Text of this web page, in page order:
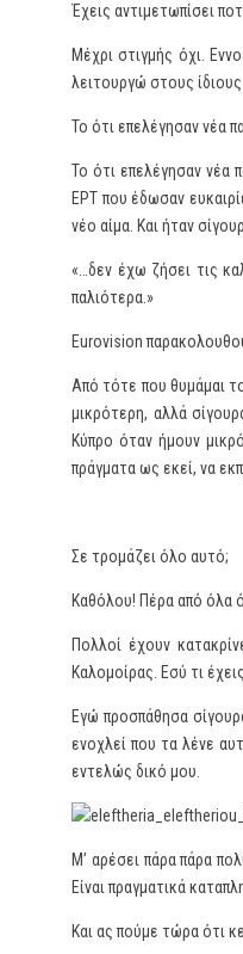
Έχεις αντιμετωπίσει
Μέχρι στιγμής όχι.
λειτουργώ στους
Το ότι επελέγησαν νέα
Το ότι επελέγησαν νέα
ΕΡΤ που έδωσαν
νέο αίμα. Και ήταν
«…δεν έχω ζήσει τις
παλιότερα.»
Eurovision
Από τότε που θυμάμαι
μικρότερη, αλλά
Κύπρο όταν ήμουν
πράγματα ως εκεί, να
Σε τρομάζει όλο αυτό;
Καθόλου! Πέρα από όλα
Πολλοί έχουν
Καλομοίρας. Εσύ τι
Εγώ προσπάθησα
ενοχλεί που τα λένε
εντελώς δικό μου.
Μ’ αρέσει πάρα πάρα
Είναι πραγματικά
Και ας πούμε τώρα ότι